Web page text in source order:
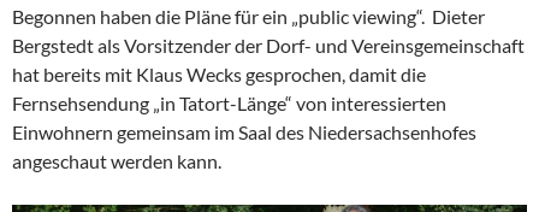
Begonnen haben die Pläne für ein „public viewing“. Dieter
Bergstedt als Vorsitzender der Dorf- und Vereinsgemeinschaft
hat bereits mit Klaus Wecks gesprochen, damit die
Fernsehsendung „in Tatort-Länge“ von interessierten
Einwohnern gemeinsam im Saal des Niedersachsenhofes
angeschaut werden kann.